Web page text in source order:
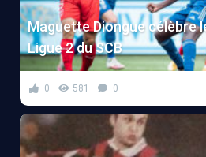
Maguette Diongue célèbre
Ligue 2 du SCB
0 581 0